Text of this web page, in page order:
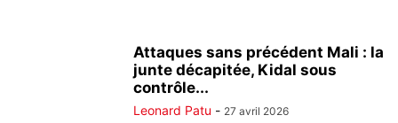
Attaques sans précédent Mali : la
junte décapitée, Kidal sous
contrôle...
Leonard Patu - 27 avril 2026